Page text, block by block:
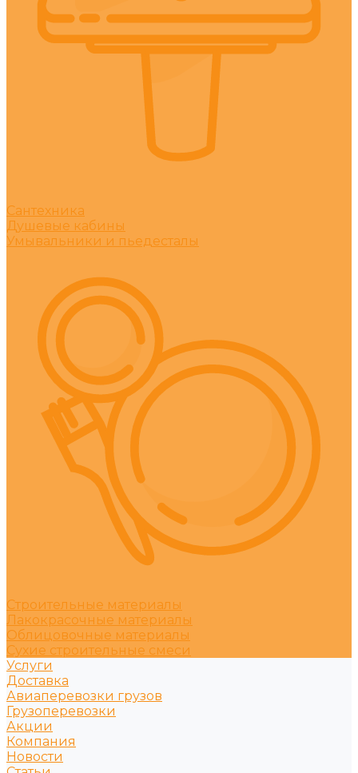
Сантехника
Душевые кабины
Умывальники и пьедесталы
Строительные материалы
Лакокрасочные материалы
Облицовочные материалы
Сухие строительные смеси
Услуги
Доставка
Авиаперевозки грузов
Грузоперевозки
Акции
Компания
Новости